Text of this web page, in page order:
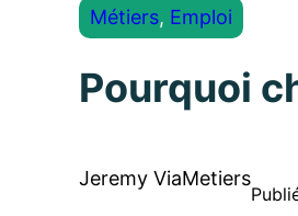
Métiers, Emploi
Pourquoi
Jeremy ViaMetiers